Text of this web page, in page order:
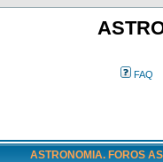
FAQ
ASTRONOMIA. FOROS